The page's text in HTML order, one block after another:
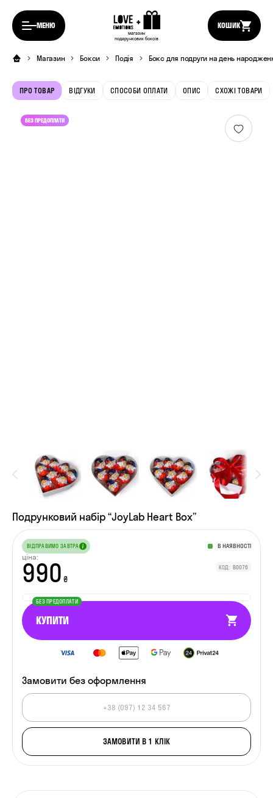
МЕНЮ
магазин
подарункових боксів
КОШИК
Магазин Бокси Подія Бокс для подруги на день
ПРО ТОВАР ВІДГУКИ СПОСОБИ ОПЛАТИ ОПИС СХОЖІ ТОВАРИ
Подрунковий набір “JoyLab Heart Box”
ВІДПРАВИМО ЗАВТРА В НАЯВНОСТІ
КОД: B0076
ціна:
990 ₴
БЕЗ ПРЕДОПЛАТИ
КУПИТИ
Замовити без оформлення
ЗАМОВИТИ В 1 КЛІК